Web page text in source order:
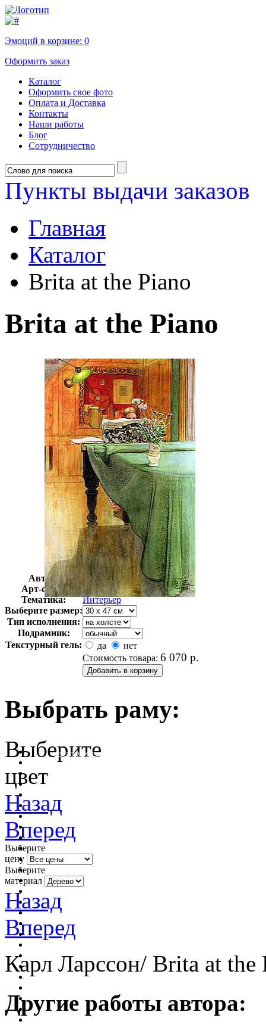
Эмоций в корзине: 0
Оформить заказ
Каталог
Оформить свое фото
Оплата и Доставка
Контакты
Наши работы
Блог
Сотрудничество
Пункты выдачи заказов
Главная
Каталог
Brita at the Piano
Brita at the Piano
Автор:
Ларссон Карл Улоф
Арт-стиль
Романтизм
Тематика:
Интерьер
Выберите размер:
Тип исполнения:
Подрамник:
Текстурный гель:
да
нет
Стоимость товара: 6 070 р.
Выбрать раму:
очистить фильтр цвета
Выберите
цвет
Назад
Вперед
Выберите
цену
Выберите
материал
Назад
Вперед
Карл Ларссон/ Brita at the
Другие работы автора: